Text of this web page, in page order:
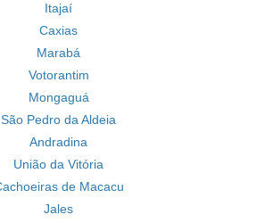
Itajaí
Caxias
Marabá
Votorantim
Mongaguá
São Pedro da Aldeia
Andradina
União da Vitória
de Macacu
Jales